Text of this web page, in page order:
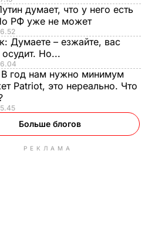
думает, что у него есть
РФ уже не может
Думаете – езжайте, вас
осудит. Но...
В год нам нужно минимум
Patriot, это нереально. Что
Больше блогов
РЕКЛАМА